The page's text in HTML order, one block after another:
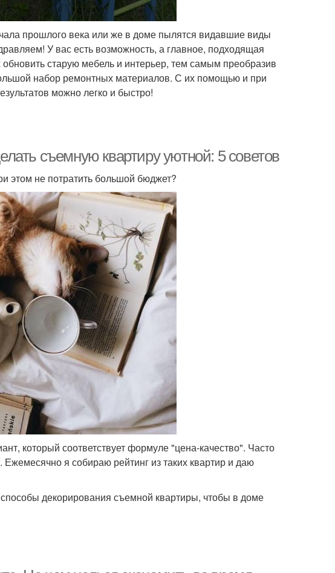
прошлого века или же в доме пылятся видавшие виды
У вас есть возможность, а главное, подходящая
старую мебель и интерьер, тем самым преобразив
набор ремонтных материалов. С их помощью и при
можно легко и быстро!
съемную квартиру уютной: 5 советов
этом не потратить большой бюджет?
который соответствует формуле "цена-качество". Часто
я собираю рейтинг из таких квартир и даю
декорирования съемной квартиры, чтобы в доме